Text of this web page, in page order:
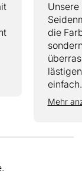
Unsere
die
Mehr